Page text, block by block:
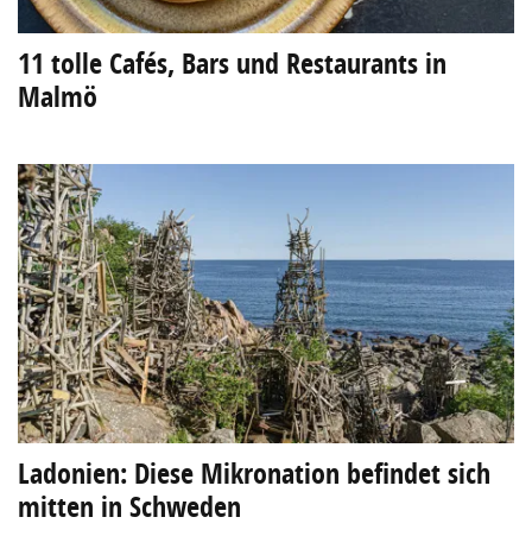
11 tolle Cafés, Bars und Restaurants in
Malmö
Ladonien: Diese Mikronation befindet sich
mitten in Schweden